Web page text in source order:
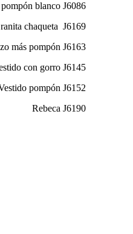
blanco J6086
chaqueta J6169
más pompón J6163
con gorro J6145
pompón J6152
Rebeca J6190